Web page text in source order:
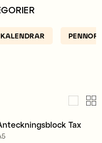
kalendrar för din
KALENDRAR PENNOR
Nyhet Tax